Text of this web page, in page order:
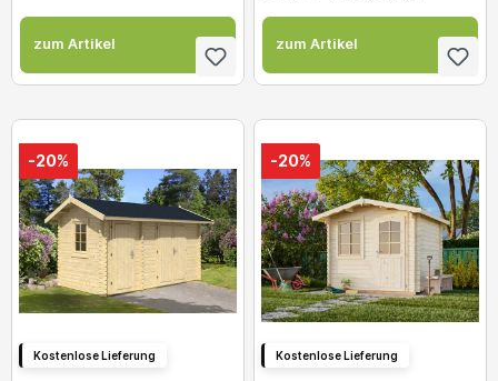
zum Artikel zum Artikel
-20%
Kostenlose Lieferung
-20%
Kostenlose Lieferung